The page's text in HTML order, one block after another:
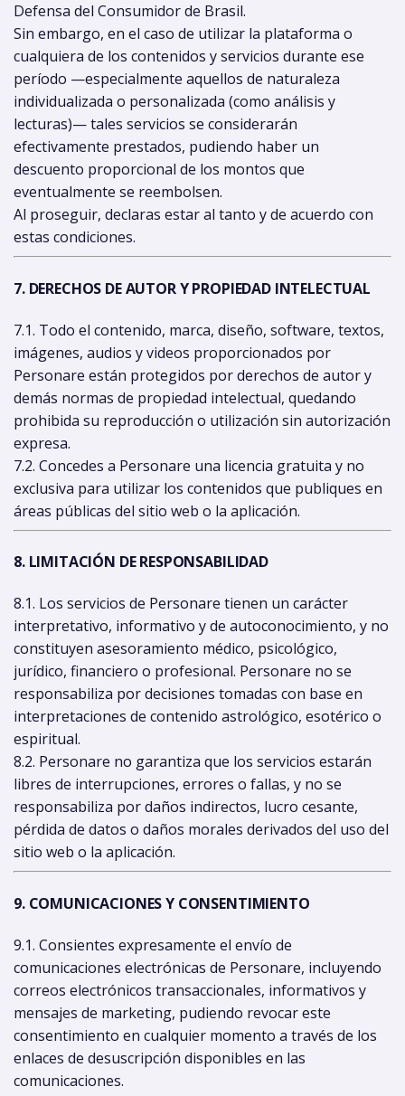
Defensa del Consumidor de Brasil.
Sin embargo, en el caso de utilizar la plataforma o
cualquiera de los contenidos y servicios durante ese
período —especialmente aquellos de naturaleza
individualizada o personalizada (como análisis y
lecturas)— tales servicios se considerarán
efectivamente prestados, pudiendo haber un
descuento proporcional de los montos que
eventualmente se reembolsen.
Al proseguir, declaras estar al tanto y de acuerdo con
estas condiciones.
7. DERECHOS DE AUTOR Y PROPIEDAD INTELECTUAL
7.1. Todo el contenido, marca, diseño, software, textos,
imágenes, audios y videos proporcionados por
Personare están protegidos por derechos de autor y
demás normas de propiedad intelectual, quedando
prohibida su reproducción o utilización sin autorización
expresa.
7.2. Concedes a Personare una licencia gratuita y no
exclusiva para utilizar los contenidos que publiques en
áreas públicas del sitio web o la aplicación.
8. LIMITACIÓN DE RESPONSABILIDAD
8.1. Los servicios de Personare tienen un carácter
interpretativo, informativo y de autoconocimiento, y no
constituyen asesoramiento médico, psicológico,
jurídico, financiero o profesional. Personare no se
responsabiliza por decisiones tomadas con base en
interpretaciones de contenido astrológico, esotérico o
espiritual.
8.2. Personare no garantiza que los servicios estarán
libres de interrupciones, errores o fallas, y no se
responsabiliza por daños indirectos, lucro cesante,
pérdida de datos o daños morales derivados del uso del
sitio web o la aplicación.
9. COMUNICACIONES Y CONSENTIMIENTO
9.1. Consientes expresamente el envío de
comunicaciones electrónicas de Personare, incluyendo
correos electrónicos transaccionales, informativos y
mensajes de marketing, pudiendo revocar este
consentimiento en cualquier momento a través de los
enlaces de desuscripción disponibles en las
comunicaciones.